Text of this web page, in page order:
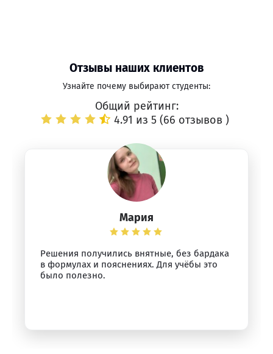
Отзывы наших клиентов
Узнайте почему выбирают студенты:
Общий рейтинг:
4.91 из 5 (66 отзывов )
Мария
Решения получились внятные, без бардака
в формулах и пояснениях. Для учёбы это
было полезно.